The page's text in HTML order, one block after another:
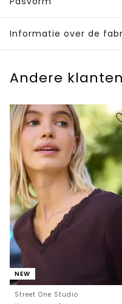
Informatie over de
Andere
NEW
Street One Studio